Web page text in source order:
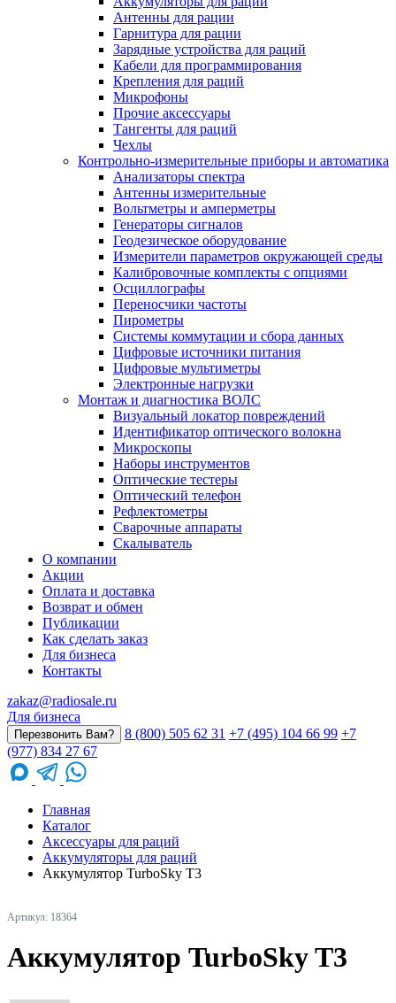
Антенны для рации
Гарнитура для рации
Зарядные устройства для раций
Кабели для программирования
Крепления для раций
Микрофоны
Прочие аксессуары
Тангенты для раций
Чехлы
Контрольно-измерительные приборы и автоматика
Анализаторы спектра
Антенны измерительные
Вольтметры и амперметры
Генераторы сигналов
Геодезическое оборудование
Измерители параметров окружающей среды
Калибровочные комплекты с опциями
Осциллографы
Переносчики частоты
Пирометры
Системы коммутации и сбора данных
Цифровые источники питания
Цифровые мультиметры
Электронные нагрузки
Монтаж и диагностика ВОЛС
Визуальный локатор повреждений
Идентификатор оптического волокна
Микроскопы
Наборы инструментов
Оптические тестеры
Оптический телефон
Рефлектометры
Сварочные аппараты
Скалыватель
О компании
Акции
Оплата и доставка
Возврат и обмен
Публикации
Как сделать заказ
Для бизнеса
Контакты
zakaz@radiosale.ru
Для бизнеса
Перезвонить Вам? 8 (800) 505 62 31 +7 (495) 104 66 99 +7
(977) 834 27 67
Главная
Каталог
Аксессуары для раций
Аккумуляторы для раций
Аккумулятор TurboSky T3
Артикул: 18364
Аккумулятор TurboSky T3